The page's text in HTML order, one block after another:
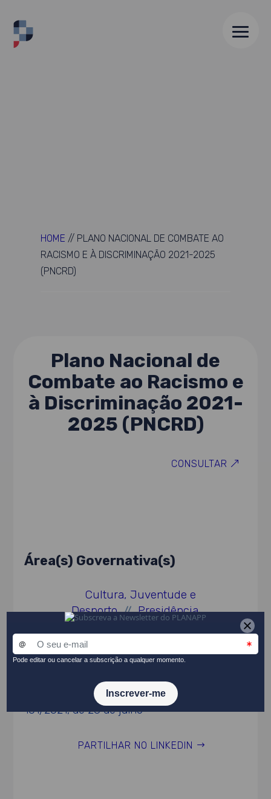
HOME // PLANO NACIONAL DE COMBATE AO
RACISMO E À DISCRIMINAÇÃO 2021-2025
(PNCRD)
Plano Nacional de
Combate ao Racismo e
à Discriminação 2021-
2025 (PNCRD)
CONSULTAR
Área(s) Governativa(s)
Cultura, Juventude e
Desporto // Presidência
Ato Normativo
Resolução do Conselho de Ministros n.º
101/2021, de 28 de julho
PARTILHAR NO LINKEDIN